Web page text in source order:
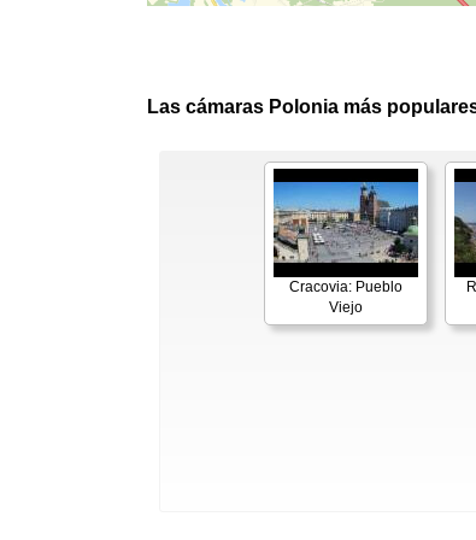
Las cámaras Polonia más
Cracovia: Pueblo
Viejo